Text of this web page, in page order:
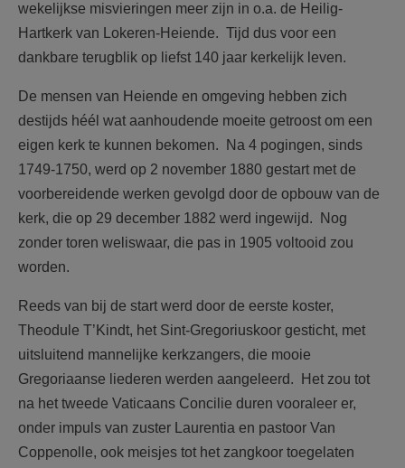
wekelijkse misvieringen meer zijn in o.a. de Heilig-
Hartkerk van Lokeren-Heiende. Tijd dus voor een
dankbare terugblik op liefst 140 jaar kerkelijk leven.
De mensen van Heiende en omgeving hebben zich
destijds héél wat aanhoudende moeite getroost om een
eigen kerk te kunnen bekomen. Na 4 pogingen, sinds
1749-1750, werd op 2 november 1880 gestart met de
voorbereidende werken gevolgd door de opbouw van de
kerk, die op 29 december 1882 werd ingewijd. Nog
zonder toren weliswaar, die pas in 1905 voltooid zou
worden.
Reeds van bij de start werd door de eerste koster,
Theodule T’Kindt, het Sint-Gregoriuskoor gesticht, met
uitsluitend mannelijke kerkzangers, die mooie
Gregoriaanse liederen werden aangeleerd. Het zou tot
na het tweede Vaticaans Concilie duren vooraleer er,
onder impuls van zuster Laurentia en pastoor Van
Coppenolle, ook meisjes tot het zangkoor toegelaten